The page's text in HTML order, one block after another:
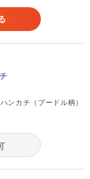
ンカチ（プードル柄）